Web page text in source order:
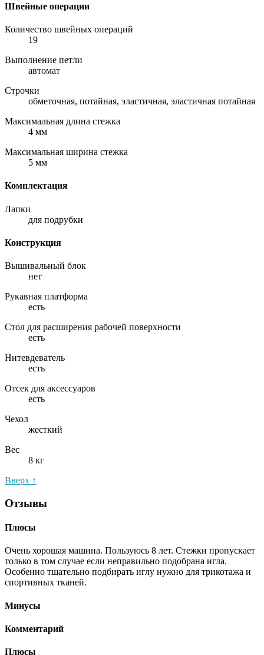
Швейные операции
Количество швейных операций
19
Выполнение петли
автомат
Строчки
обметочная, потайная, эластичная, эластичная потайная
Максимальная длина стежка
4 мм
Максимальная ширина стежка
5 мм
Комплектация
Лапки
для подрубки
Конструкция
Вышивальный блок
нет
Рукавная платформа
есть
Стол для расширения рабочей поверхности
есть
Нитевдеватель
есть
Отсек для аксессуаров
есть
Чехол
жесткий
Вес
8 кг
Вверх ↑
Отзывы
Плюсы
Очень хорошая машина. Пользуюсь 8 лет. Стежки пропускает
только в том случае если неправильно подобрана игла.
Особенно тщательно подбирать иглу нужно для трикотажа и
спортивных тканей.
Минусы
Комментарий
Плюсы